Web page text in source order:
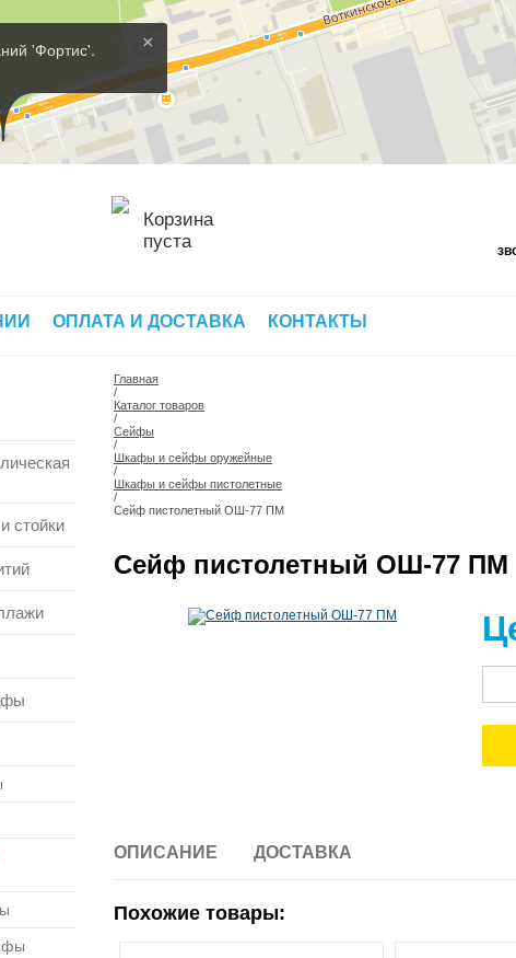
×
'Фортис'.
Корзина
пуста
ОПЛАТА И ДОСТАВКА КОНТАКТЫ
стойки
Главная
/
Каталог товаров
/
Сейфы
/
Шкафы и сейфы оружейные
/
Шкафы и сейфы пистолетные
/
Сейф пистолетный ОШ-77 ПМ
Сейф пистолетный ОШ-77 ПМ
ОПИСАНИЕ ДОСТАВКА
Похожие товары: